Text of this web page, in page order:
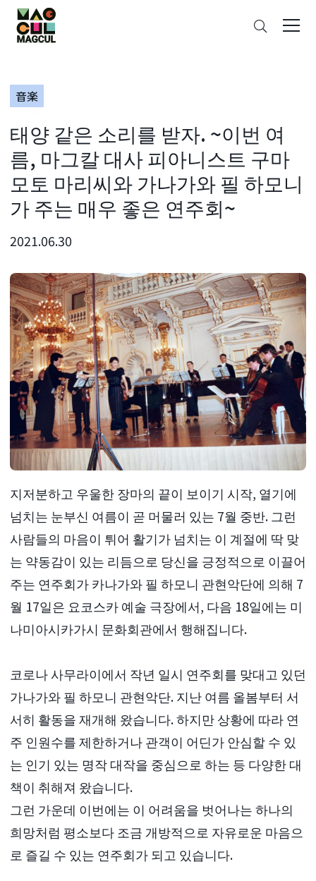
ン
テ
ン
に
ス
ッ
プ
音楽
태양 같은 소리를 받자. ~이번 여
름, 마그칼 대사 피아니스트 구마
모토 마리씨와 가나가와 필 하모니
가 주는 매우 좋은 연주회~
2021.06.30
지저분하고 우울한 장마의 끝이 보이기 시작, 열기에
넘치는 눈부신 여름이 곧 머물러 있는 7월 중반. 그런
사람들의 마음이 튀어 활기가 넘치는 이 계절에 딱 맞
는 약동감이 있는 리듬으로 당신을 긍정적으로 이끌어
주는 연주회가 카나가와 필 하모니 관현악단에 의해 7
월 17일은 요코스카 예술 극장에서, 다음 18일에는 미
나미아시카가시 문화회관에서 행해집니다.
코로나 사무라이에서 작년 일시 연주회를 맞대고 있던
가나가와 필 하모니 관현악단. 지난 여름 올봄부터 서
서히 활동을 재개해 왔습니다. 하지만 상황에 따라 연
주 인원수를 제한하거나 관객이 어딘가 안심할 수 있
는 인기 있는 명작 대작을 중심으로 하는 등 다양한 대
책이 취해져 왔습니다.
그런 가운데 이번에는 이 어려움을 벗어나는 하나의
희망처럼 평소보다 조금 개방적으로 자유로운 마음으
로 즐길 수 있는 연주회가 되고 있습니다.